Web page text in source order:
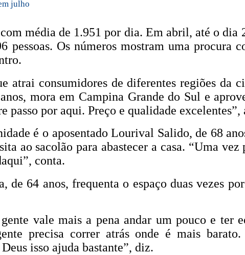
julho
média de 1.951 por dia. Em abril, até o dia
Os números mostram uma procura
atrai consumidores de diferentes regiões da
mora em Campina Grande do Sul e
passo por aqui. Preço e qualidade
é o aposentado Lourival Salido, de 68
ao sacolão para abastecer a casa. “Uma vez
conta.
64 anos, frequenta o espaço duas vezes
vale mais a pena andar um pouco e ter
precisa correr atrás onde é mais
isso ajuda bastante”, diz.